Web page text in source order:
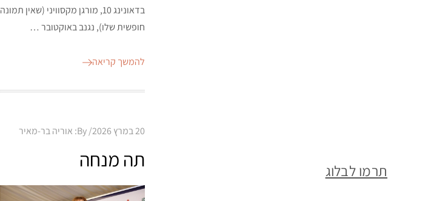
בדאונינג 10, מורגן מקסוויני (שאין תמונה
חופשית שלו), נגנב באוקטובר …
להמשך קריאה
Posted
20 במרץ 2026 By: אוריה בר-מאיר
תה מנחה תרמו לבלוג